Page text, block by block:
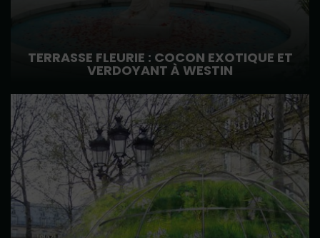
TERRASSE FLEURIE : COCON EXOTIQUE ET
VERDOYANT À WESTIN